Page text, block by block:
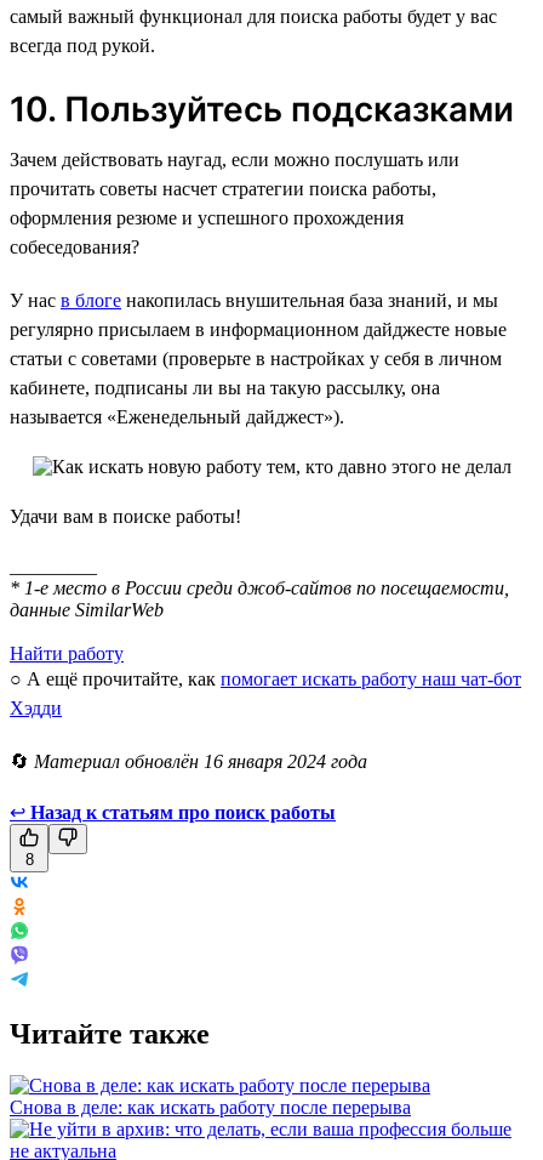
самый важный функционал для поиска работы будет у вас
всегда под рукой.
10. Пользуйтесь подсказками
Зачем действовать наугад, если можно послушать или
прочитать советы насчет стратегии поиска работы,
оформления резюме и успешного прохождения
собеседования?
У нас в блоге накопилась внушительная база знаний, и мы
регулярно присылаем в информационном дайджесте новые
статьи с советами (проверьте в настройках у себя в личном
кабинете, подписаны ли вы на такую рассылку, она
называется «Еженедельный дайджест»).
Удачи вам в поиске работы!
* 1-е место в России среди джоб-сайтов по посещаемости,
данные SimilarWeb
Найти работу
○ А ещё прочитайте, как помогает искать работу наш чат-бот
Хэдди
🔄 Материал обновлён 16 января 2024 года
↩ Назад к статьям про поиск работы
8
Читайте также
Снова в деле: как искать работу после перерыва